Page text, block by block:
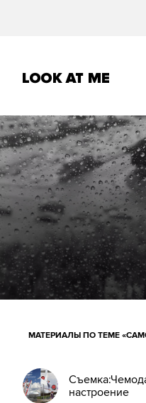
МАТЕРИАЛЫ ПО ТЕМЕ
настроение